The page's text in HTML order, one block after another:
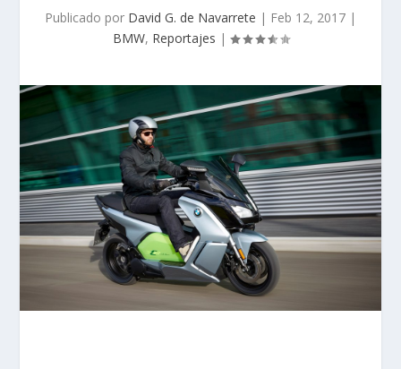
Publicado por David G. de Navarrete | Feb 12, 2017 |
BMW, Reportajes |